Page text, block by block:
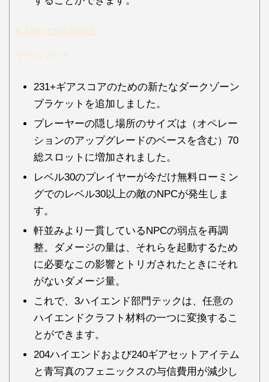
GAME CHANGES
ゲームプレイ
231+ギアスコアのための新たなダークゾーン
ブラケットを追加しました。
プレーヤーの隠し場所のサイズは（オペレー
ションのアップグレードのベースを含む）70
総スロットに増加されました。
レベル30のプレイヤーが今だけ無料ローミン
グでのレベル30以上の敵のNPCが発生しま
す。
軒並みより一貫しているNPCの弱点を再調
整。ダメージの量は、それらを起動するため
に必要なこの影響とトリガされたときにそれ
がないダメージ量。
これで、3ハイエンド部門テックは、任意の
ハイエンドクラフト材料の一つに変換するこ
とができます。
204ハイエンドおよび240ギアセットアイテム
と青写真のフェニックスの与信費用が減少し